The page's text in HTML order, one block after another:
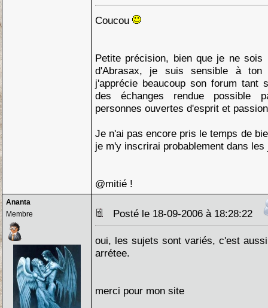
Coucou
Petite précision, bien que je ne
d'Abrasax, je suis sensible à ton
j'apprécie beaucoup son forum tant
des échanges rendue possible
personnes ouvertes d'esprit et
Je n'ai pas encore pris le temps de
je m'y inscrirai probablement dans les
@mitié !
Ananta
Membre
Posté le 18-09-2006 à 18:28:22
oui, les sujets sont variés, c'est
arrétee.
merci pour mon site